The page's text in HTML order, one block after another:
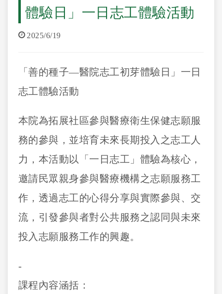
體驗日」一日志工體驗活動
2025/6/19
「善的種子—醫院志工初芽體驗日」一日
志工體驗活動
本院為拓展社區參與醫療衛生保健志願服
務的參與，並培育未來長期投入之志工人
力，本活動以「一日志工」體驗為核心，
邀請民眾親身參與醫療機構之志願服務工
作，透過志工的心得分享與實際參與、交
流，引發參與者對公共服務之認同與未來
投入志願服務工作的興趣。
-
課程內容涵括：